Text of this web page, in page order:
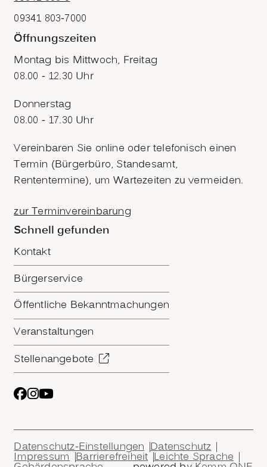
09341 803-7000
Öffnungszeiten
Montag bis Mittwoch, Freitag
08.00 - 12.30 Uhr
Donnerstag
08.00 - 17.30 Uhr
Vereinbaren Sie online oder telefonisch einen
Termin (Bürgerbüro, Standesamt,
Rententermine), um Wartezeiten zu vermeiden.
zur Terminvereinbarung
Schnell gefunden
Kontakt
Bürgerservice
Öffentliche Bekanntmachungen
Veranstaltungen
Stellenangebote
Datenschutz-Einstellungen Datenschutz
Impressum Barrierefreiheit Leichte Sprache